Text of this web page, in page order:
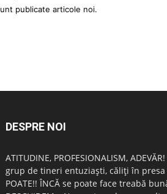
publicate articole noi.
DESPRE NOI
ATITUDINE, PROFESIONALISM,
grup de tineri entuziaşti, căliţi în presa
POATE!! ÎNCĂ se poate face treabă